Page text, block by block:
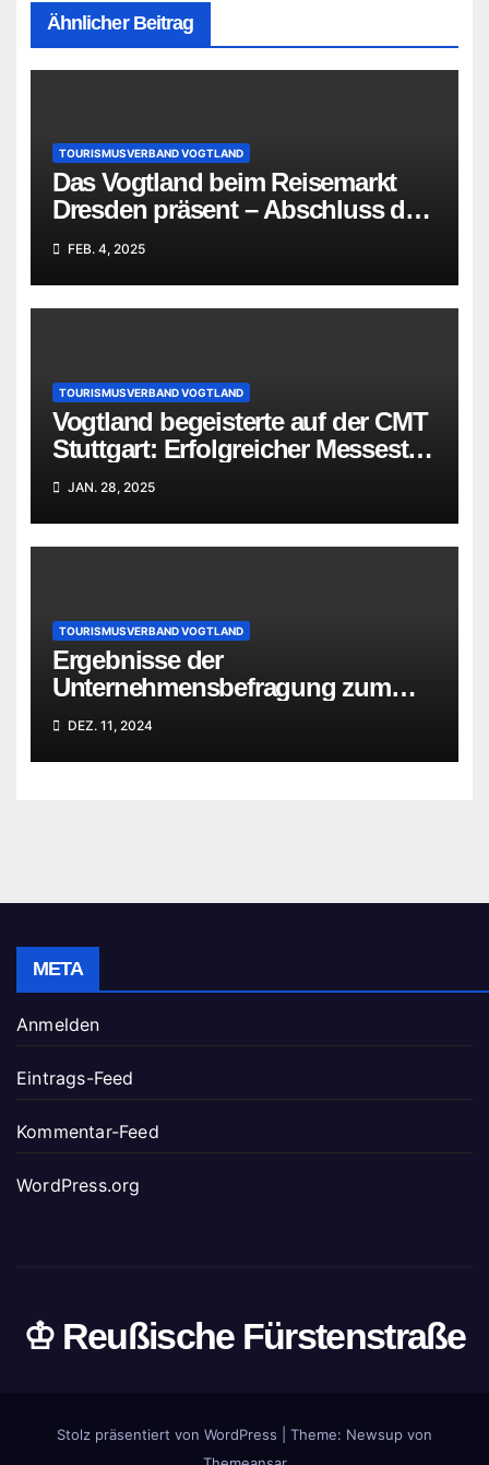
Ähnlicher Beitrag
TOURISMUSVERBAND VOGTLAND
Das Vogtland beim Reisemarkt
Dresden präsent – Abschluss der
Januar-Messen des
Tourismusverbandes
FEB. 4, 2025
TOURISMUSVERBAND VOGTLAND
Vogtland begeisterte auf der CMT
Stuttgart: Erfolgreicher Messestart
mit Fokus auf Aktivurlaub
JAN. 28, 2025
TOURISMUSVERBAND VOGTLAND
Ergebnisse der
Unternehmensbefragung zum
Standort Vogtland
DEZ. 11, 2024
META
Anmelden
Eintrags-Feed
Kommentar-Feed
WordPress.org
♔ Reußische Fürstenstraße
Stolz präsentiert von WordPress
Theme: Newsup von